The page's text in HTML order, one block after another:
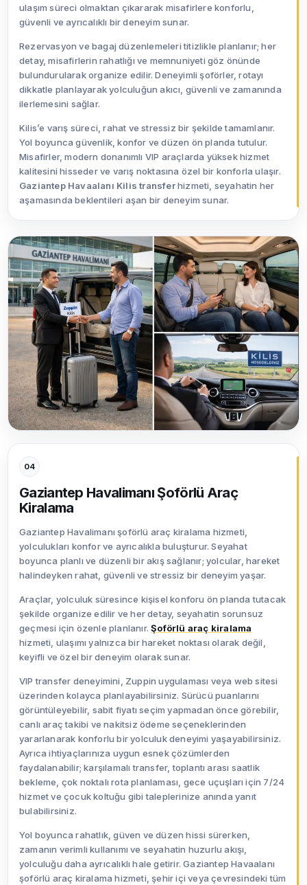
ulaşım süreci olmaktan çıkararak misafirlere konforlu,
güvenli ve ayrıcalıklı bir deneyim sunar.
Rezervasyon ve bagaj düzenlemeleri titizlikle planlanır; her
detay, misafirlerin rahatlığı ve memnuniyeti göz önünde
bulundurularak organize edilir. Deneyimli şoförler, rotayı
dikkatle planlayarak yolculuğun akıcı, güvenli ve zamanında
ilerlemesini sağlar.
Kilis’e varış süreci, rahat ve stressiz bir şekilde tamamlanır.
Yol boyunca güvenlik, konfor ve düzen ön planda tutulur.
Misafirler, modern donanımlı VIP araçlarda yüksek hizmet
kalitesini hisseder ve varış noktasına özel bir konforla ulaşır.
Gaziantep Havaalanı Kilis transferhizmeti, seyahatin her
aşamasında beklentileri aşan bir deneyim sunar.
04
Gaziantep Havalimanı Şoförlü Araç
Kiralama
Gaziantep Havalimanı şoförlü araç kiralama hizmeti,
yolculukları konfor ve ayrıcalıkla buluşturur. Seyahat
boyunca planlı ve düzenli bir akış sağlanır; yolcular, hareket
halindeyken rahat, güvenli ve stressiz bir deneyim yaşar.
Araçlar, yolculuk süresince kişisel konforu ön planda tutacak
şekilde organize edilir ve her detay, seyahatin sorunsuz
geçmesi için özenle planlanır.Şoförlü araç kiralama
hizmeti, ulaşımı yalnızca bir hareket noktası olarak değil,
keyifli ve özel bir deneyim olarak sunar.
VIP transfer deneyimini, Zuppin uygulaması veya web sitesi
üzerinden kolayca planlayabilirsiniz. Sürücü puanlarını
görüntüleyebilir, sabit fiyatı seçim yapmadan önce görebilir,
canlı araç takibi ve nakitsiz ödeme seçeneklerinden
yararlanarak konforlu bir yolculuk deneyimi yaşayabilirsiniz.
Ayrıca ihtiyaçlarınıza uygun esnek çözümlerden
faydalanabilir; karşılamalı transfer, toplantı arası saatlik
bekleme, çok noktalı rota planlaması, gece uçuşları için 7/24
hizmet ve çocuk koltuğu gibi taleplerinize anında yanıt
bulabilirsiniz.
Yol boyunca rahatlık, güven ve düzen hissi sürerken,
zamanın verimli kullanımı ve seyahatin huzurlu akışı,
yolculuğu daha ayrıcalıklı hale getirir. Gaziantep Havaalanı
şoförlü araç kiralama hizmeti, şehir içi veya çevresindeki tüm